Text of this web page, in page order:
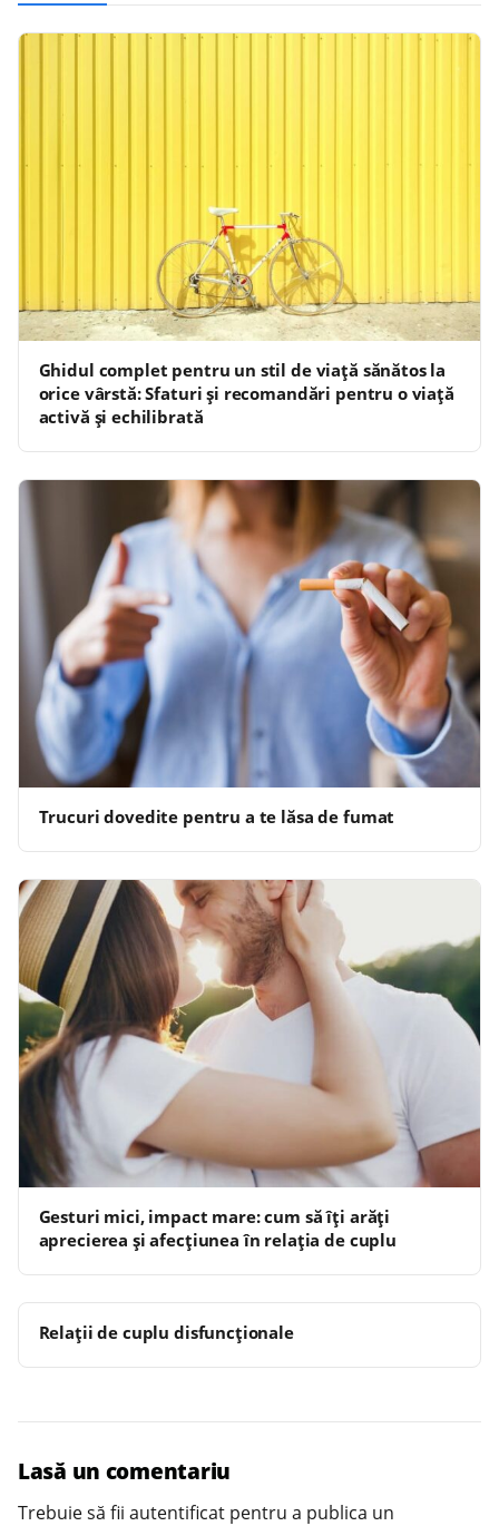
Ghidul complet pentru un stil de viață sănătos la
orice vârstă: Sfaturi și recomandări pentru o viață
activă și echilibrată
Trucuri dovedite pentru a te lăsa de fumat
Gesturi mici, impact mare: cum să îți arăți
aprecierea și afecțiunea în relația de cuplu
Relații de cuplu disfuncționale
Lasă un comentariu
Trebuie să fii autentificat pentru a publica un